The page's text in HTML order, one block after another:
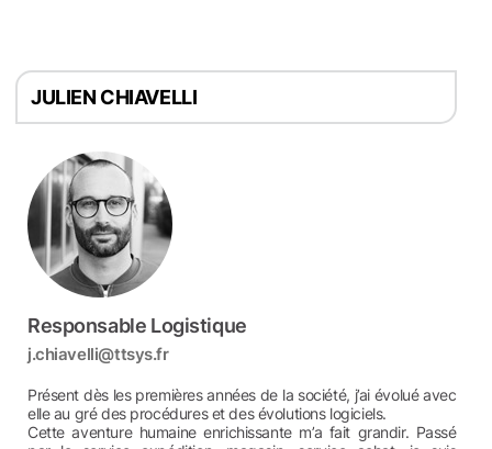
JULIEN CHIAVELLI
Responsable Logistique
j.chiavelli@ttsys.fr
Présent dès les premières années de la société, j’ai évolué avec
elle au gré des procédures et des évolutions logiciels.
Cette aventure humaine enrichissante m’a fait grandir. Passé